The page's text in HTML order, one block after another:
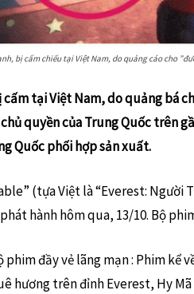
bị cấm chiếu tại Việt Nam, do quảng cáo cho
tại Việt Nam, do quảng bá
chủ quyền của Trung Quốc trên
Quốc phối hợp sản xuất.
(tựa Việt là “Everest: Người
hành hôm qua, 13/10. Bộ
đầy vẻ lãng mạn : Phim kể
hương trên đỉnh Everest, Hy